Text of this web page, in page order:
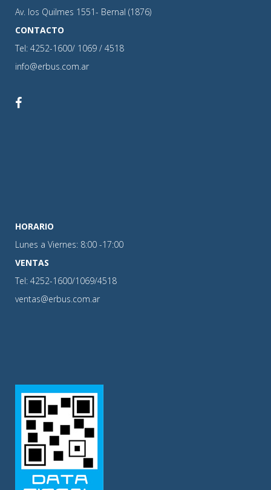
Av. los Quilmes 1551- Bernal (1876)
CONTACTO
Tel: 4252-1600/ 1069 / 4518
info@erbus.com.ar
HORARIO
Lunes a Viernes: 8:00 -17:00
VENTAS
Tel: 4252-1600/1069/4518
ventas@erbus.com.ar